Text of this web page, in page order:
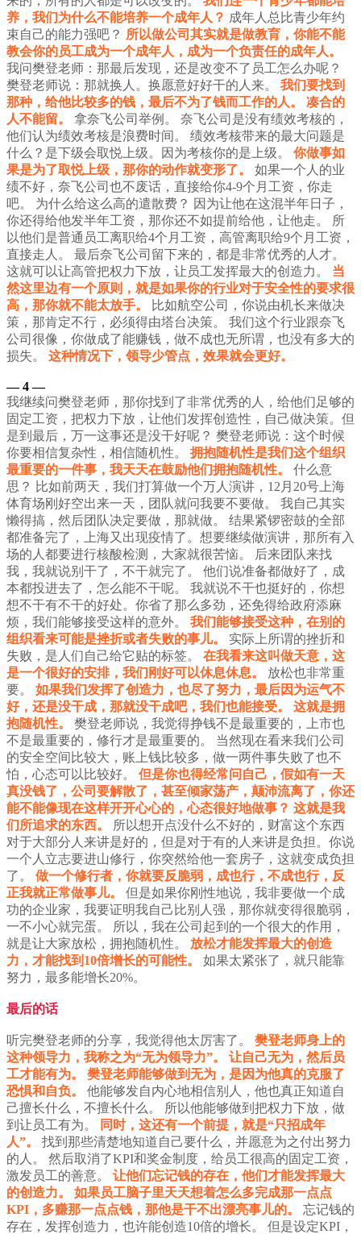
养，我们为什么不能培养一个成年人？ 成年人总比青少年约
束自己的能力强吧？ 所以做公司其实就是做教育，你能不能
教会你的员工成为一个成年人，成为一个负责任的成年人。
我问樊登老师：那最后发现，还是改变不了员工怎么办呢？
樊登老师说：那就换人。换愿意好好干的人来。
我们要找到
那种，给他比较多的钱，最后不为了钱而工作的人。
凑合的
人不能留。
拿奈飞公司举例。
奈飞公司是没有绩效考核的，
他们认为绩效考核是浪费时间。
绩效考核带来的最大问题是
什么？是下级会取悦上级。因为考核你的是上级。
你做事如
果是为了取悦上级，那你的动作就变形了。
如果一个人的业
绩不好，奈飞公司也不废话，直接给你4-9个月工资，你走
吧。
为什么给这么高的遣散费？ 因为让他在这混半年日子，
你还得给他发半年工资，那你还不如提前给他，让他走。
所
以他们是普通员工离职给4个月工资，高管离职给9个月工资，
直接走人。
最后奈飞公司留下来的，都是非常优秀的人才。
这就可以让高管把权力下放，让员工发挥最大的创造力。
当
然这里边有一个原则，就是如果你的行业对于安全性的要求很
高，那你就不能太放手。
比如航空公司，你说由机长来做决
策，那肯定不行，必须得由塔台决策。
我们这个行业跟奈飞
公司很像，你做成了能赚钱，做不成也无所谓，也没有多大的
损失。
这种情况下，领导少管点，效果就会更好。
— 4 —
我继续问樊登老师，那你找到了非常优秀的人，给他们足够的
固定工资，把权力下放，让他们发挥创造性，自己做决策。但
是到最后，万一这事还是没干好呢？ 樊登老师说：这个时候
你要相信复杂性，相信随机性。
拥抱随机性是我们这个组织
最重要的一件事，我天天在鼓励他们拥抱随机性。
什么意
思？ 比如前两天，我们打算做一个万人演讲，12月20号上海
体育场刚好空出来一天，团队就问我要不要做。
我自己其实
懒得搞，然后团队决定要做，那就做。
结果紧锣密鼓的全部
都准备完了，上海又出现疫情了。想要继续做演讲，那所有入
场的人都要进行核酸检测，大家就很苦恼。
后来团队来找
我，我就说别干了，不干就完了。
他们说准备都做好了，成
本都投进去了，怎么能不干呢。
我就说不干也挺好的，你想
想不干有不干的好处。你省了那么多劲，还免得给政府添麻
烦，我们能够接受这样的意外。
我们能够接受这种，在别的
组织看来可能是挫折或者失败的事儿。
实际上所谓的挫折和
失败，是人们自己给它贴的标签。
在我看来这叫做天意，这
是一个很好的安排，我们刚好可以休息休息。
放松也非常重
要。
如果我们发挥了创造力，也尽了努力，最后因为运气不
好，还是没干成，那就没干成吧，我们也能接受。
这就是拥
抱随机性。
樊登老师说，我觉得挣钱不是最重要的，上市也
不是最重要的，修行才是最重要的。
当然现在看来我们公司
的安全空间比较大，账上钱比较多，做一两件事失败了也不
怕，心态可以比较好。
但是你也得经常问自己，假如有一天
真没钱了，公司要解散了，甚至倾家荡产，颠沛流离了，你还
能不能像现在这样开开心心的，心态很好地做事？ 这就是我
们所追求的东西。
所以想开点没什么不好的，财富这个东西
对于大部分人来讲是好的，但是对于有的人来讲是负担。你说
一个人立志要进山修行，你突然给他一套房子，这就变成负担
了。
做一个修行者，你就要反脆弱，成也行，不成也行，反
正我就正常做事儿。
但是如果你刚性地说，我非要做一个成
功的企业家，我要证明我自己比别人强，那你就变得很脆弱，
一不小心就完蛋。
所以，我在公司起到的一个很大的作用，
就是让大家放松，拥抱随机性。
放松才能发挥最大的创造
力，才能找到10倍增长的可能性。
如果太紧张了，就只能靠
努力，最多能增长20%。
最后的话
听完樊登老师的分享，我觉得他太厉害了。
樊登老师身上的
这种领导力，我称之为“无为领导力”。
让自己无为，然后员
工才能有为。
樊登老师能够做到无为，是因为他真的克服了
恐惧和自负。
他能够发自内心地相信别人，他也真正知道自
己擅长什么，不擅长什么。
所以他能够做到把权力下放，做
到让员工有为。
同时，这还有一个前提，就是“只招成年
人”。
找到那些清楚地知道自己要什么，并愿意为之付出努力
的人。
然后取消了KPI和奖金制度，给员工很高的固定工资，
激发员工的善意。
让他们忘记钱的存在，他们才能发挥最大
的创造力。
如果员工脑子里天天想着怎么多完成那一点点
KPI，多赚那一点点钱，那他是干不出漂亮事儿的。
忘记钱的
存在，发挥创造力，也许能创造10倍的增长。
但是设定KPI，